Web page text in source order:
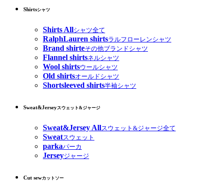
Shirtsシャツ
Shirts Allシャツ全て
RalphLauren shirtsラルフローレンシャツ
Brand shirteその他ブランドシャツ
Flannel shirtsネルシャツ
Wool shirtsウールシャツ
Old shirtsオールドシャツ
Shortsleeved shirts半袖シャツ
Sweat&Jerseyスウェット&ジャージ
Sweat&Jersey Allスウェット&ジャージ全て
Sweatスウェット
parkaパーカ
Jerseyジャージ
Cut sewカットソー